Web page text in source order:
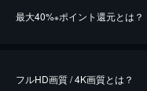
最大40%※ポイント還元とは？
フルHD画質 / 4K画質とは？